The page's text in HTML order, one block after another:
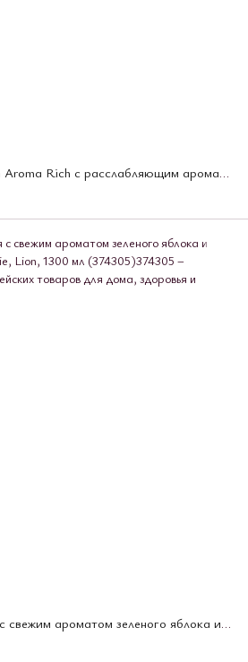
Запасной флакон Soflan Aroma Rich с расслабляющим ароматом белых цветов, 1300 мл (375173)
Кондиционер для белья с свежим ароматом зеленого яблока и ландыша, Aroma Rich Ellie, Lion, 1300 мл (374305)